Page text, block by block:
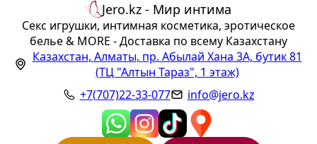
Jero.kz - Мир интима
Секс игрушки, интимная косметика, эротическое
белье & MORE - Доставка по всему Казахстану
Казахстан, Алматы, пр. Абылай Хана 3А, бутик 81
(ТЦ "Алтын Тараз", 1 этаж)
+7(707)22-33-077
info@jero.kz